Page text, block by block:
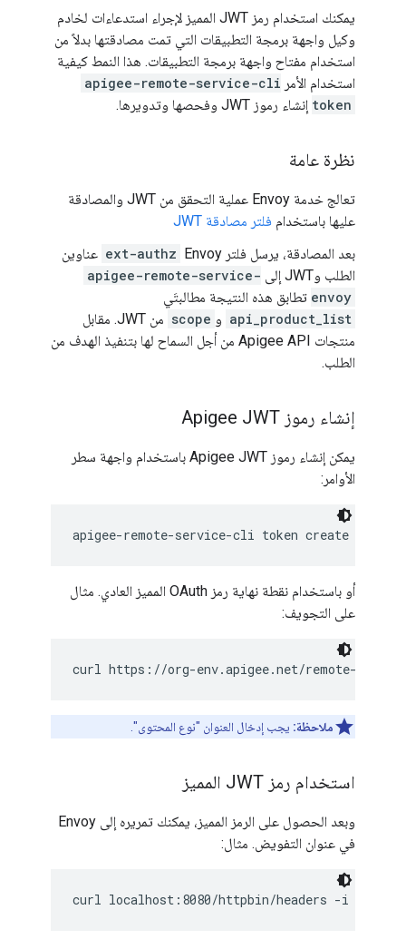
يمكنك استخدام رمز JWT المميز لإجراء استدعاءات لخادم
وكيل واجهة برمجة التطبيقات التي تمت مصادقتها بدلاً من
استخدام مفتاح واجهة برمجة التطبيقات. هذا النمط كيفية
استخدام الأمر apigee-remote-service-cli
token إنشاء رموز JWT وفحصها وتدويرها.
نظرة عامة
تعالج خدمة Envoy عملية التحقق من JWT والمصادقة
عليها باستخدام فلتر مصادقة JWT
بعد المصادقة، يرسل فلتر Envoy
ext-authz عناوين
الطلب وJWT إلى
apigee-remote-service-
envoy تطابق هذه النتيجة مطالبتَي
api_product_list و scope
من JWT. مقابل
منتجات Apigee API من أجل السماح لها بتنفيذ الهدف من
الطلب.
إنشاء رموز Apigee JWT
يمكن إنشاء رموز Apigee JWT باستخدام واجهة سطر
الأوامر:
apigee-remote-service-cli token create -c
أو باستخدام نقطة نهاية رمز OAuth المميز العادي. مثال
على التجويف:
curl https://org-env.apigee.net/remote-
ملاحظة: يجب إدخال العنوان "نوع المحتوى".
استخدام رمز JWT المميز
وبعد الحصول على الرمز المميز، يمكنك تمريره إلى Envoy
في عنوان التفويض. مثال:
curl localhost:8080/httpbin/headers -i -H